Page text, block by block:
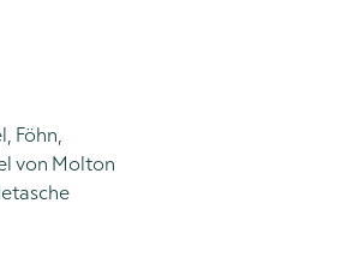
Föhn,
von Molton